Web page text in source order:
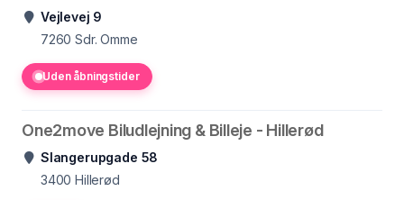
Vejlevej 9
7260 Sdr. Omme
Uden åbningstider
One2move Biludlejning & Billeje - Hillerød
Slangerupgade 58
3400 Hillerød